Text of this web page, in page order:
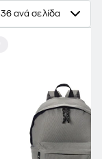
36 ανά σελίδα